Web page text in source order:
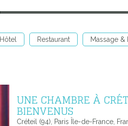
Hôtel Restaurant Massage &
UNE CHAMBRE À
BIENVENUS
Créteil (94), Paris Île-de-France,